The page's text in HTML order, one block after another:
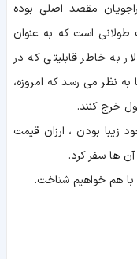
مقصد اصلی بوده
است که به عنوان
به خاطر قابلیتی که در
نظر می رسد که امروزه،
خرج کنند.
زیبا بودن ، ارزان قیمت
ها سفر کرد.
با هم خواهیم شناخت.